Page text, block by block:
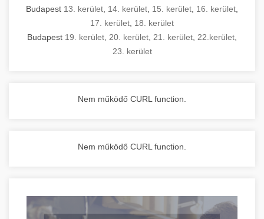
Budapest 13. kerület 14. kerület 15. kerület 16. kerület
17. kerület 18. kerület
Budapest 19. kerület 20. kerület 21. kerület 22.kerület
23. kerület
Nem működő CURL function.
Nem működő CURL function.